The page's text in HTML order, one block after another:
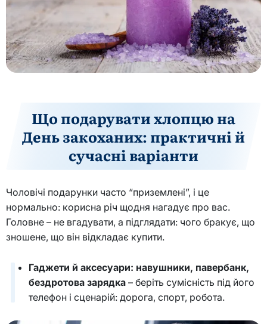
Що подарувати хлопцю на
День закоханих: практичні й
сучасні варіанти
Чоловічі подарунки часто “приземлені”, і це
нормально: корисна річ щодня нагадує про вас.
Головне – не вгадувати, а підглядати: чого бракує, що
зношене, що він відкладає купити.
Гаджети й аксесуари: навушники, павербанк,
бездротова зарядка – беріть сумісність під його
телефон і сценарій: дорога, спорт, робота.